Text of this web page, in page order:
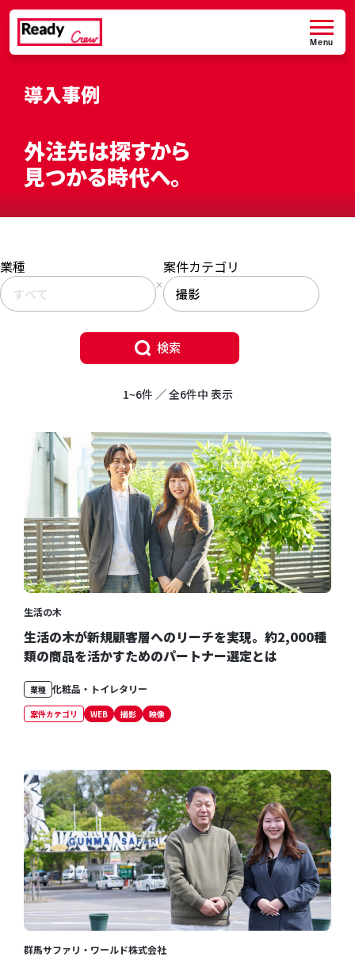
Menu
導入事例
外注先は探すから
見つかる時代へ。
業種 案件カテゴリ
検索
1~6件 ／ 全6件中 表示
生活の木が新規顧客層へのリーチを実現。約2,000種
類の商品を活かすためのパートナー選定とは
生活の木
業種 化粧品・トイレタリー
案件カテゴリ WEB 撮影 映像
群馬サファリ・ワールド株式会社